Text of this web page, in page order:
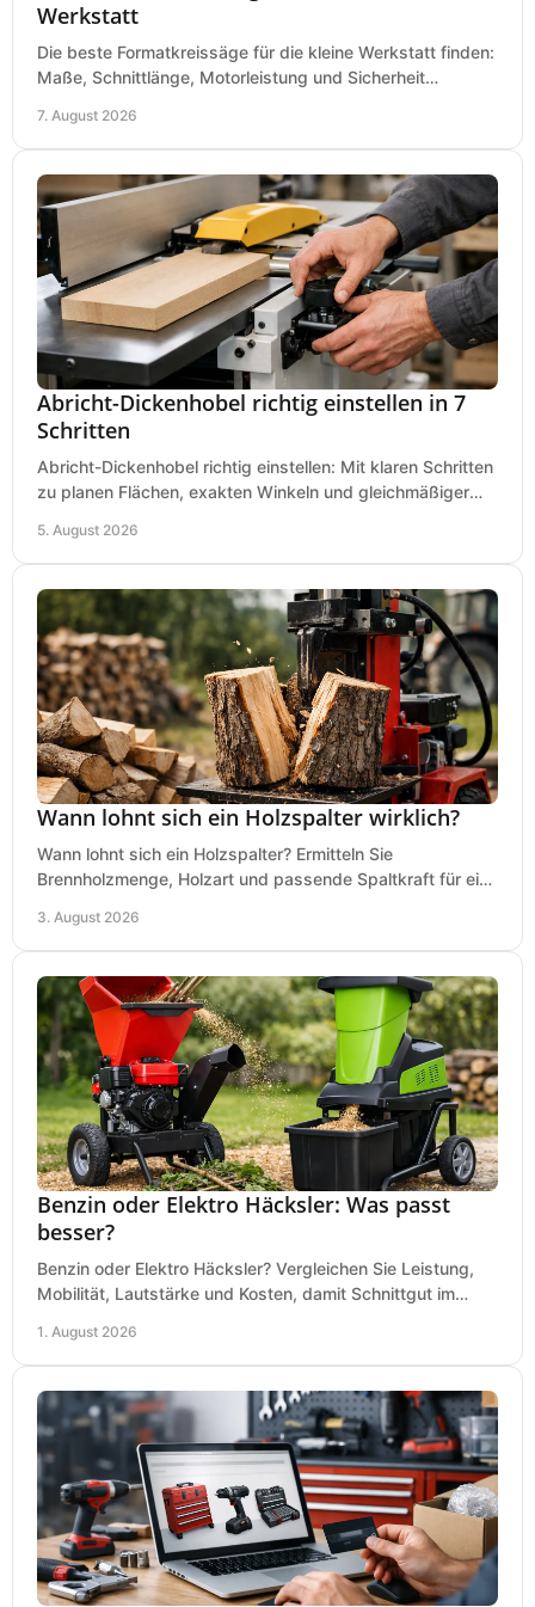
Werkstatt
Die beste Formatkreissäge für die kleine Werkstatt finden:
Maße, Schnittlänge, Motorleistung und Sicherheit
7. August 2026
Abricht-Dickenhobel richtig einstellen in 7
Schritten
Abricht-Dickenhobel richtig einstellen: Mit klaren Schritten
zu planen Flächen, exakten Winkeln und gleichmäßiger
5. August 2026
Wann lohnt sich ein Holzspalter wirklich?
Wann lohnt sich ein Holzspalter? Ermitteln Sie
Brennholzmenge, Holzart und passende Spaltkraft für eine
3. August 2026
Benzin oder Elektro Häcksler: Was passt
besser?
Benzin oder Elektro Häcksler? Vergleichen Sie Leistung,
Mobilität, Lautstärke und Kosten, damit Schnittgut im
1. August 2026